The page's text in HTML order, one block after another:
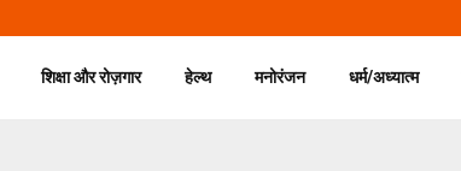
शिक्षा और रोज़गार हेल्थ मनोरंजन धर्म/अध्यात्म